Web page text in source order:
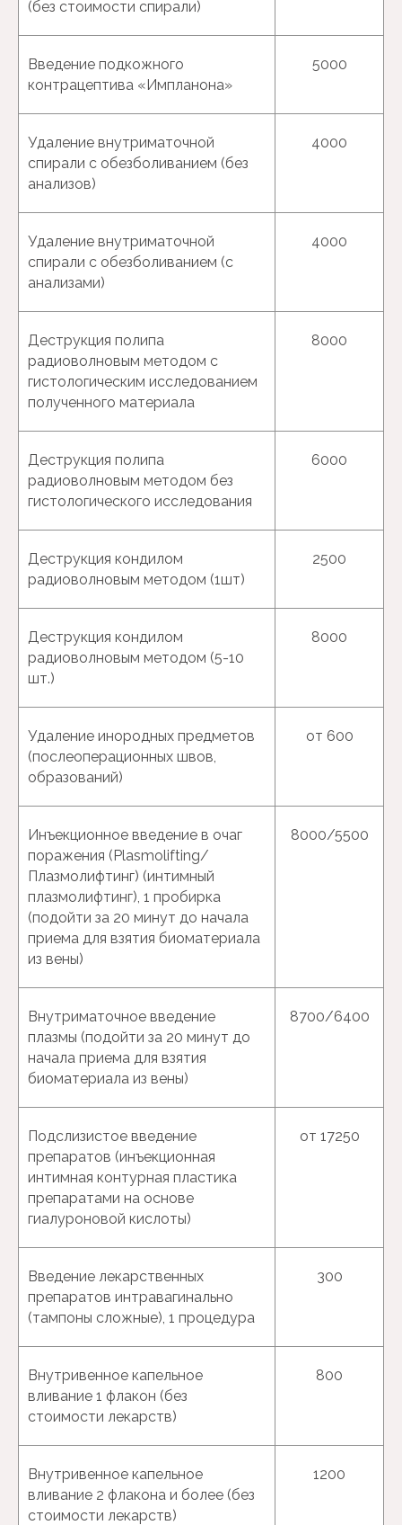
(без стоимости спирали)
Введение подкожного
контрацептива «Импланона»
5000
Удаление внутриматочной
спирали с обезболиванием (без
анализов)
4000
Удаление внутриматочной
спирали с обезболиванием (с
анализами)
4000
Деструкция полипа
радиоволновым методом с
гистологическим исследованием
полученного материала
8000
Деструкция полипа
радиоволновым методом без
гистологического исследования
6000
Деструкция кондилом
радиоволновым методом (1шт)
2500
Деструкция кондилом
радиоволновым методом (5-10
шт.)
8000
Удаление инородных предметов
(послеоперационных швов,
образований)
от 600
Инъекционное введение в очаг
поражения (Plasmolifting/
Плазмолифтинг) (интимный
плазмолифтинг), 1 пробирка
(подойти за 20 минут до начала
приема для взятия биоматериала
из вены)
8000/5500
Внутриматочное введение
плазмы (подойти за 20 минут до
начала приема для взятия
биоматериала из вены)
8700/6400
Подслизистое введение
препаратов (инъекционная
интимная контурная пластика
препаратами на основе
гиалуроновой кислоты)
от 17250
Введение лекарственных
препаратов интравагинально
(тампоны сложные), 1 процедура
300
Внутривенное капельное
вливание 1 флакон (без
стоимости лекарств)
800
Внутривенное капельное
вливание 2 флакона и более (без
стоимости лекарств)
1200
Скрининг и другие
исследования плода
{Записаться}
Урология, андрология
Маммология